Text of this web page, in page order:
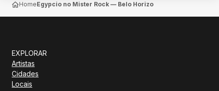
HomeEgypcio no Mister Rock — Belo Horizonte
EXPLORAR
Artistas
Cidades
Locais